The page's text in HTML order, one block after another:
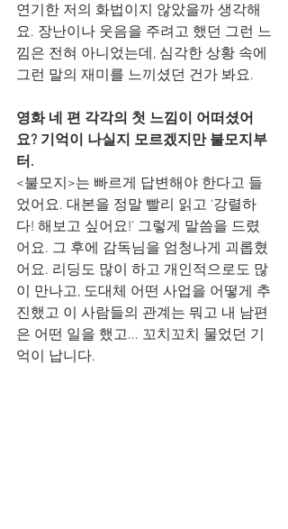
연기한 저의 화법이지 않았을까 생각해
요. 장난이나 웃음을 주려고 했던 그런 느
낌은 전혀 아니었는데, 심각한 상황 속에
그런 말의 재미를 느끼셨던 건가 봐요.
영화 네 편 각각의 첫 느낌이 어떠셨어
요? 기억이 나실지 모르겠지만 불모지부
터.
<불모지>는 빠르게 답변해야 한다고 들
었어요. 대본을 정말 빨리 읽고 ‘강렬하
다! 해보고 싶어요!’ 그렇게 말씀을 드렸
어요. 그 후에 감독님을 엄청나게 괴롭혔
어요. 리딩도 많이 하고 개인적으로도 많
이 만나고, 도대체 어떤 사업을 어떻게 추
진했고 이 사람들의 관계는 뭐고 내 남편
은 어떤 일을 했고... 꼬치꼬치 물었던 기
억이 납니다.